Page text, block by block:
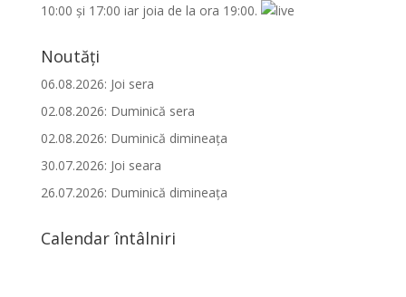
10:00 și 17:00 iar joia de la ora 19:00.
Noutăți
06.08.2026: Joi sera
02.08.2026: Duminică sera
02.08.2026: Duminică dimineața
30.07.2026: Joi seara
26.07.2026: Duminică dimineața
Calendar întâlniri